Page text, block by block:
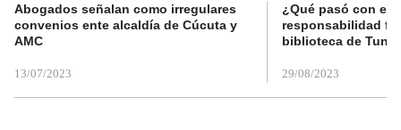
Abogados señalan como irregulares
convenios ente alcaldía de Cúcuta y
AMC
13/07/2023
¿Qué pasó con el
responsabilidad
biblioteca de
29/08/2023